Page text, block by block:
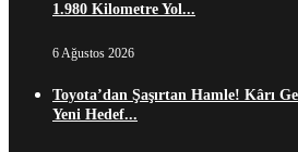
1.980 Kilometre Yol...
6 Ağustos 2026
Toyota’dan Şaşırtan Hamle! Kârı
Yeni Hedef...